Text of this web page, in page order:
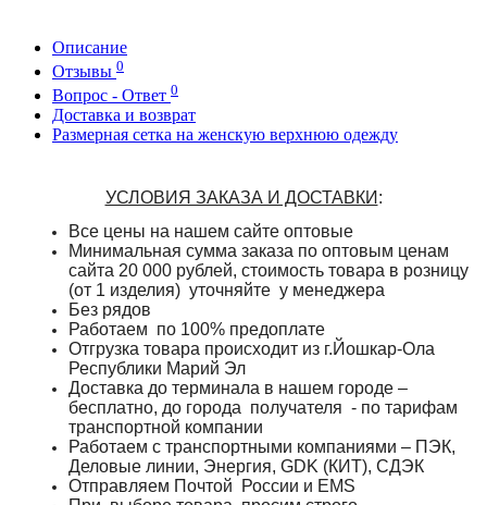
Описание
Отзывы 0
Вопрос - Ответ 0
Доставка и возврат
Размерная сетка на женскую верхнюю одежду
УСЛОВИЯ ЗАКАЗА И ДОСТАВКИ :
Все цены на нашем сайте оптовые
Минимальная сумма заказа по оптовым ценам
сайта 20 000 рублей, стоимость товара в розницу
(от 1 изделия) уточняйте у менеджера
Без рядов
Работаем по 100% предоплате
Отгрузка товара происходит из г.Йошкар-Ола
Республики Марий Эл
Доставка до терминала в нашем городе –
бесплатно, до города получателя - по тарифам
транспортной компании
Работаем с транспортными компаниями – ПЭК,
Деловые линии, Энергия, GDK (КИТ), СДЭК
Отправляем Почтой России и EMS